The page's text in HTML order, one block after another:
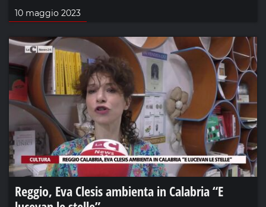
10 maggio 2023
Reggio, Eva Clesis ambienta in Calabria “E